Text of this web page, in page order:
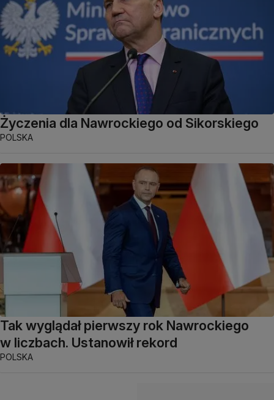
Życzenia dla Nawrockiego od Sikorskiego
POLSKA
Tak wyglądał pierwszy rok Nawrockiego
w liczbach. Ustanowił rekord
POLSKA